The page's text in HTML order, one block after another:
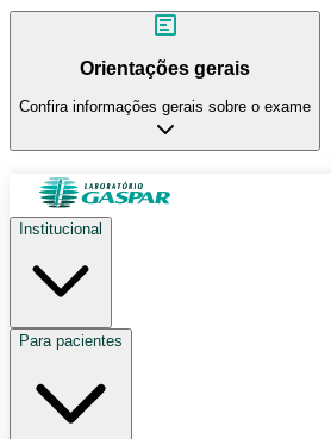
Orientações gerais
Confira informações gerais sobre o exame
Institucional
Para pacientes